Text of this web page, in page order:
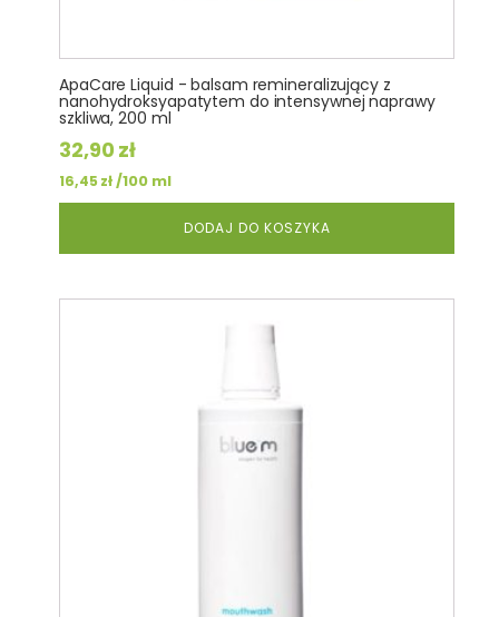
ApaCare Liquid - balsam remineralizujący z
nanohydroksyapatytem do intensywnej naprawy
szkliwa, 200 ml
32,90 zł
16,45zł/100 ml
DODAJ DO KOSZYKA